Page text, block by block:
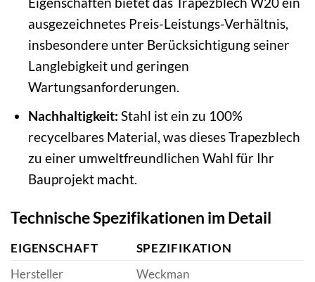
ausgezeichnetes Preis-Leistungs-Verhältnis,
insbesondere unter Berücksichtigung seiner
Langlebigkeit und geringen
Wartungsanforderungen.
Nachhaltigkeit: Stahl ist ein zu 100%
recycelbares Material, was dieses Trapezblech
zu einer umweltfreundlichen Wahl für Ihr
Bauprojekt macht.
Technische Spezifikationen im Detail
EIGENSCHAFT
SPEZIFIKATION
Hersteller
Weckman